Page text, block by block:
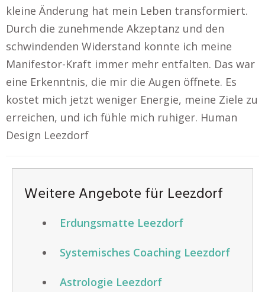
kleine Änderung hat mein Leben transformiert.
Durch die zunehmende Akzeptanz und den
schwindenden Widerstand konnte ich meine
Manifestor-Kraft immer mehr entfalten. Das war
eine Erkenntnis, die mir die Augen öffnete. Es
kostet mich jetzt weniger Energie, meine Ziele zu
erreichen, und ich fühle mich ruhiger. Human
Design Leezdorf
Weitere Angebote für Leezdorf
Erdungsmatte Leezdorf
Systemisches Coaching Leezdorf
Astrologie Leezdorf